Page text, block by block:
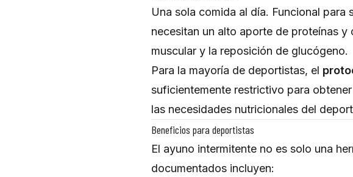
Una sola comida al día. Funcional para
necesitan un alto aporte de proteínas
muscular y la reposición de glucógeno.
Para la mayoría de deportistas, el
suficientemente restrictivo para
las necesidades nutricionales del
Beneficios para deportistas
El ayuno intermitente no es solo una
documentados incluyen: